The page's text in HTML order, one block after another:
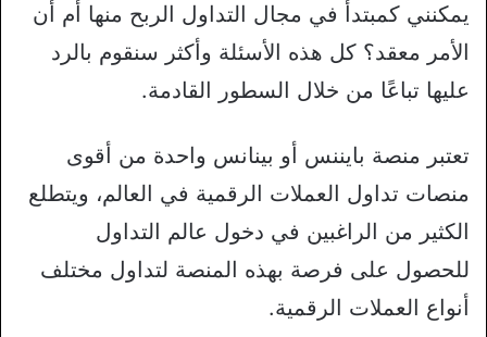
يمكنني كمبتدأ في مجال التداول الربح منها أم أن
الأمر معقد؟ كل هذه الأسئلة وأكثر سنقوم بالرد
عليها تباعًا من خلال السطور القادمة.
تعتبر منصة بايننس أو بينانس واحدة من أقوى
منصات تداول العملات الرقمية في العالم، ويتطلع
الكثير من الراغبين في دخول عالم التداول
للحصول على فرصة بهذه المنصة لتداول مختلف
أنواع العملات الرقمية.